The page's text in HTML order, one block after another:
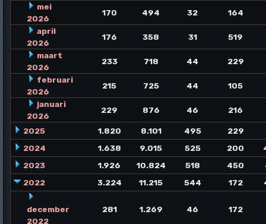
mei
2026
170 494 32
164
april
2026
176 358 31
519
maart
2026
233 718 44
229
februari
2026
215 725 44
105
januari
2026
229 876 46 216
2025 1.820 8.101 495 229
2024
1.638 9.015 525 200
2023
1.926 10.824 518 450
2022
3.224 11.215 544 172
december
2022
281 1.269 46 172